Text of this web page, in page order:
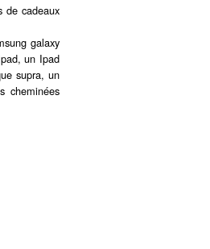
de cadeaux
galaxy
un Ipad
supra, un
cheminées